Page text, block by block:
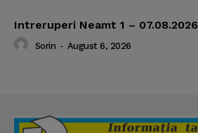
Intreruperi Neamt 1 – 07.08.2026
Sorin - August 6, 2026